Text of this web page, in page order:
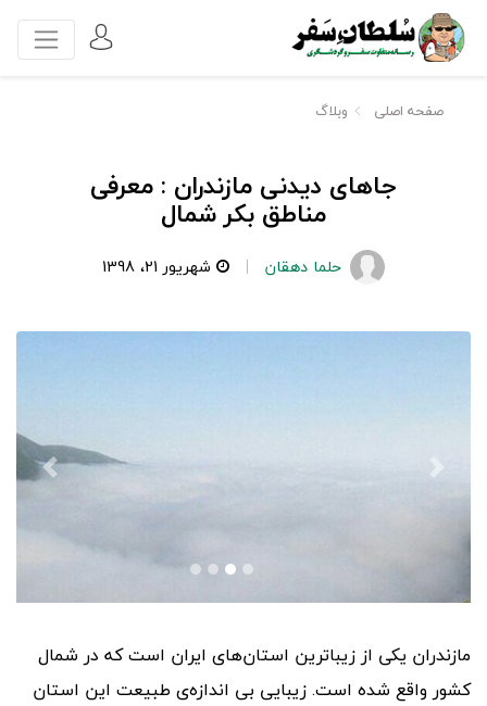
صفحه اصلی وبلاگ
جاهای دیدنی مازندران : معرفی
مناطق بکر شمال
حلما دهقان شهریور 21، 1398
مازندران یکی از زیباترین استان‌های ایران است که در شمال
کشور واقع ‌شده است. زیبایی بی ‌اندازه‌ی طبیعت این استان